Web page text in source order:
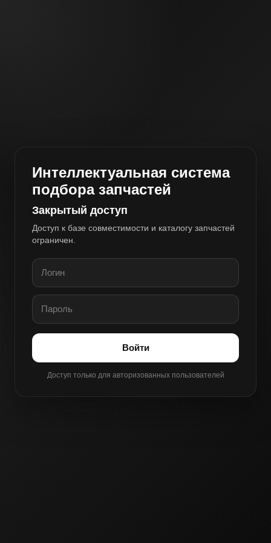
Интеллектуальная система
подбора запчастей
Закрытый доступ
Доступ к базе совместимости и каталогу запчастей
ограничен.
Войти
Доступ только для авторизованных пользователей